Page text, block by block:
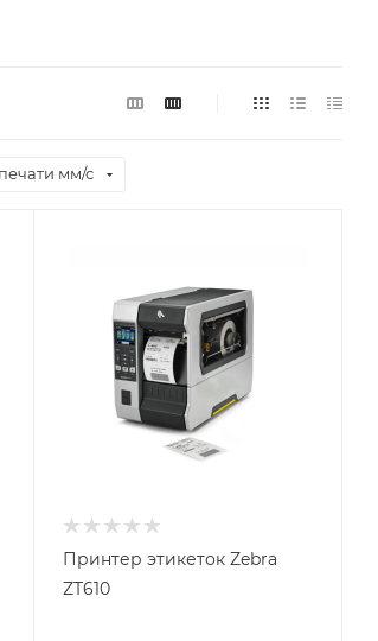
мм/с
Принтер этикеток Zebra
ZT610